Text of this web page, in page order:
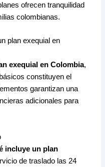
ofrecen tranquilidad
colombianas.
plan exequial en
exequial en Colombia,
constituyen el
garantizan una
adicionales para
incluye un plan
de traslado las 24